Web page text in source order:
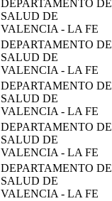
DEPARTAMENTO DE
SALUD DE
VALENCIA - LA FE
DEPARTAMENTO DE
SALUD DE
VALENCIA - LA FE
DEPARTAMENTO DE
SALUD DE
VALENCIA - LA FE
DEPARTAMENTO DE
SALUD DE
VALENCIA - LA FE
DEPARTAMENTO DE
SALUD DE
VALENCIA - LA FE